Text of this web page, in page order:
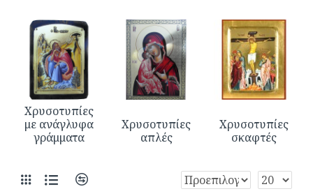
Χρυσοτυπίες
με ανάγλυφα
γράμματα
Χρυσοτυπίες
απλές
Χρυσοτυπίες
σκαφτές